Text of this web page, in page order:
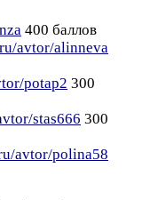
400 баллов
avtor/alinneva
potap2 300
stas666 300
avtor/polina58